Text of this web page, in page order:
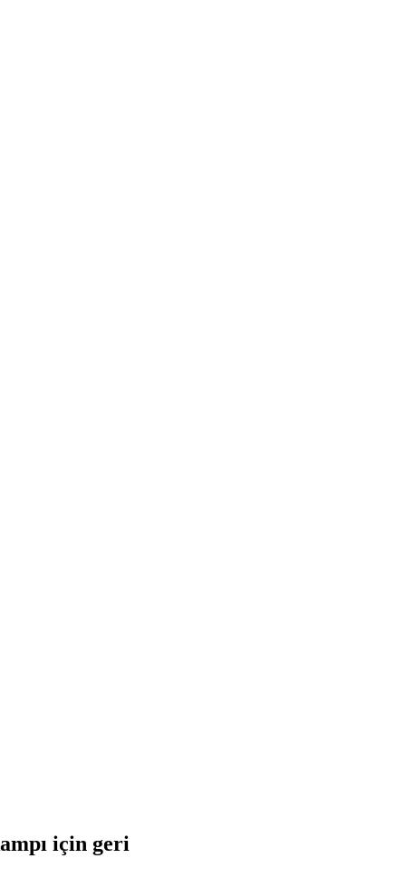
için geri